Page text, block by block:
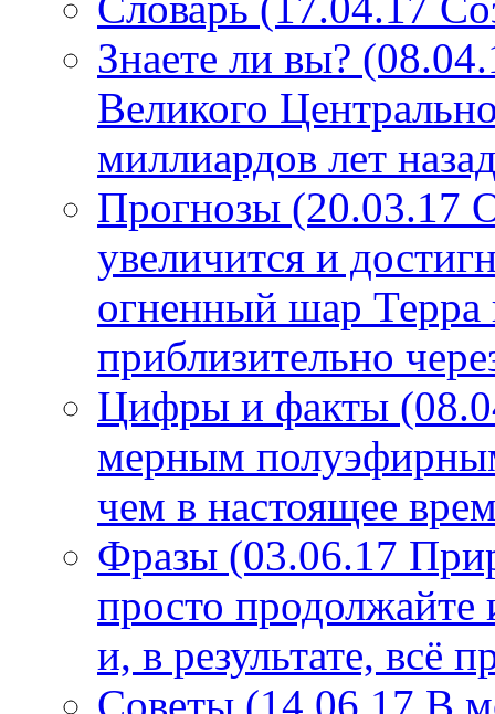
Знаете ли вы?
Великого
миллиардов лет
Прогнозы (20.03.17
увеличится и
огненный шар Терра
приблизительно
Цифры и факты
мерным
чем в настоящее
Фразы (03.06.17
просто продолжайте
и, в результате, всё